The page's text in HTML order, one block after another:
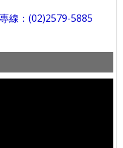
線：(02)2579-5885